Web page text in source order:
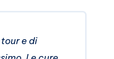
e di